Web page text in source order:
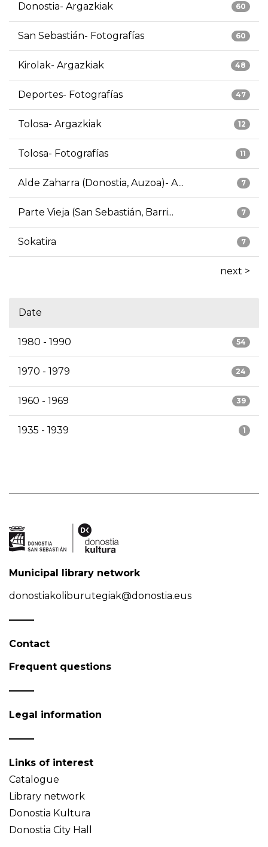
60
Donostia- Argazkiak
60
San Sebastián- Fotografías
48
Kirolak- Argazkiak
47
Deportes- Fotografías
12
Tolosa- Argazkiak
11
Tolosa- Fotografías
7
Alde Zaharra (Donostia, Auzoa)- A...
7
Parte Vieja (San Sebastián, Barri...
7
Sokatira
next >
Date
54
1980 - 1990
24
1970 - 1979
39
1960 - 1969
1
1935 - 1939
Municipal library network
donostiakoliburutegiak@donostia.eus
Contact
Frequent questions
Legal information
Links of interest
Catalogue
Library network
Donostia Kultura
Donostia City Hall